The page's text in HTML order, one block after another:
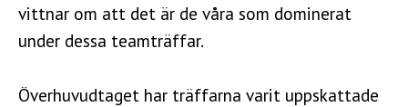
vittnar om att det är de våra som dominerat
under dessa teamträffar.
Överhuvudtaget har träffarna varit uppskattade